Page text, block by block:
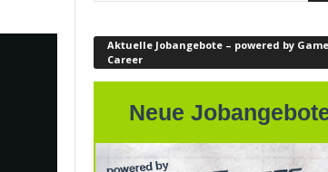
Aktuelle Jobangebote – powered by
Career